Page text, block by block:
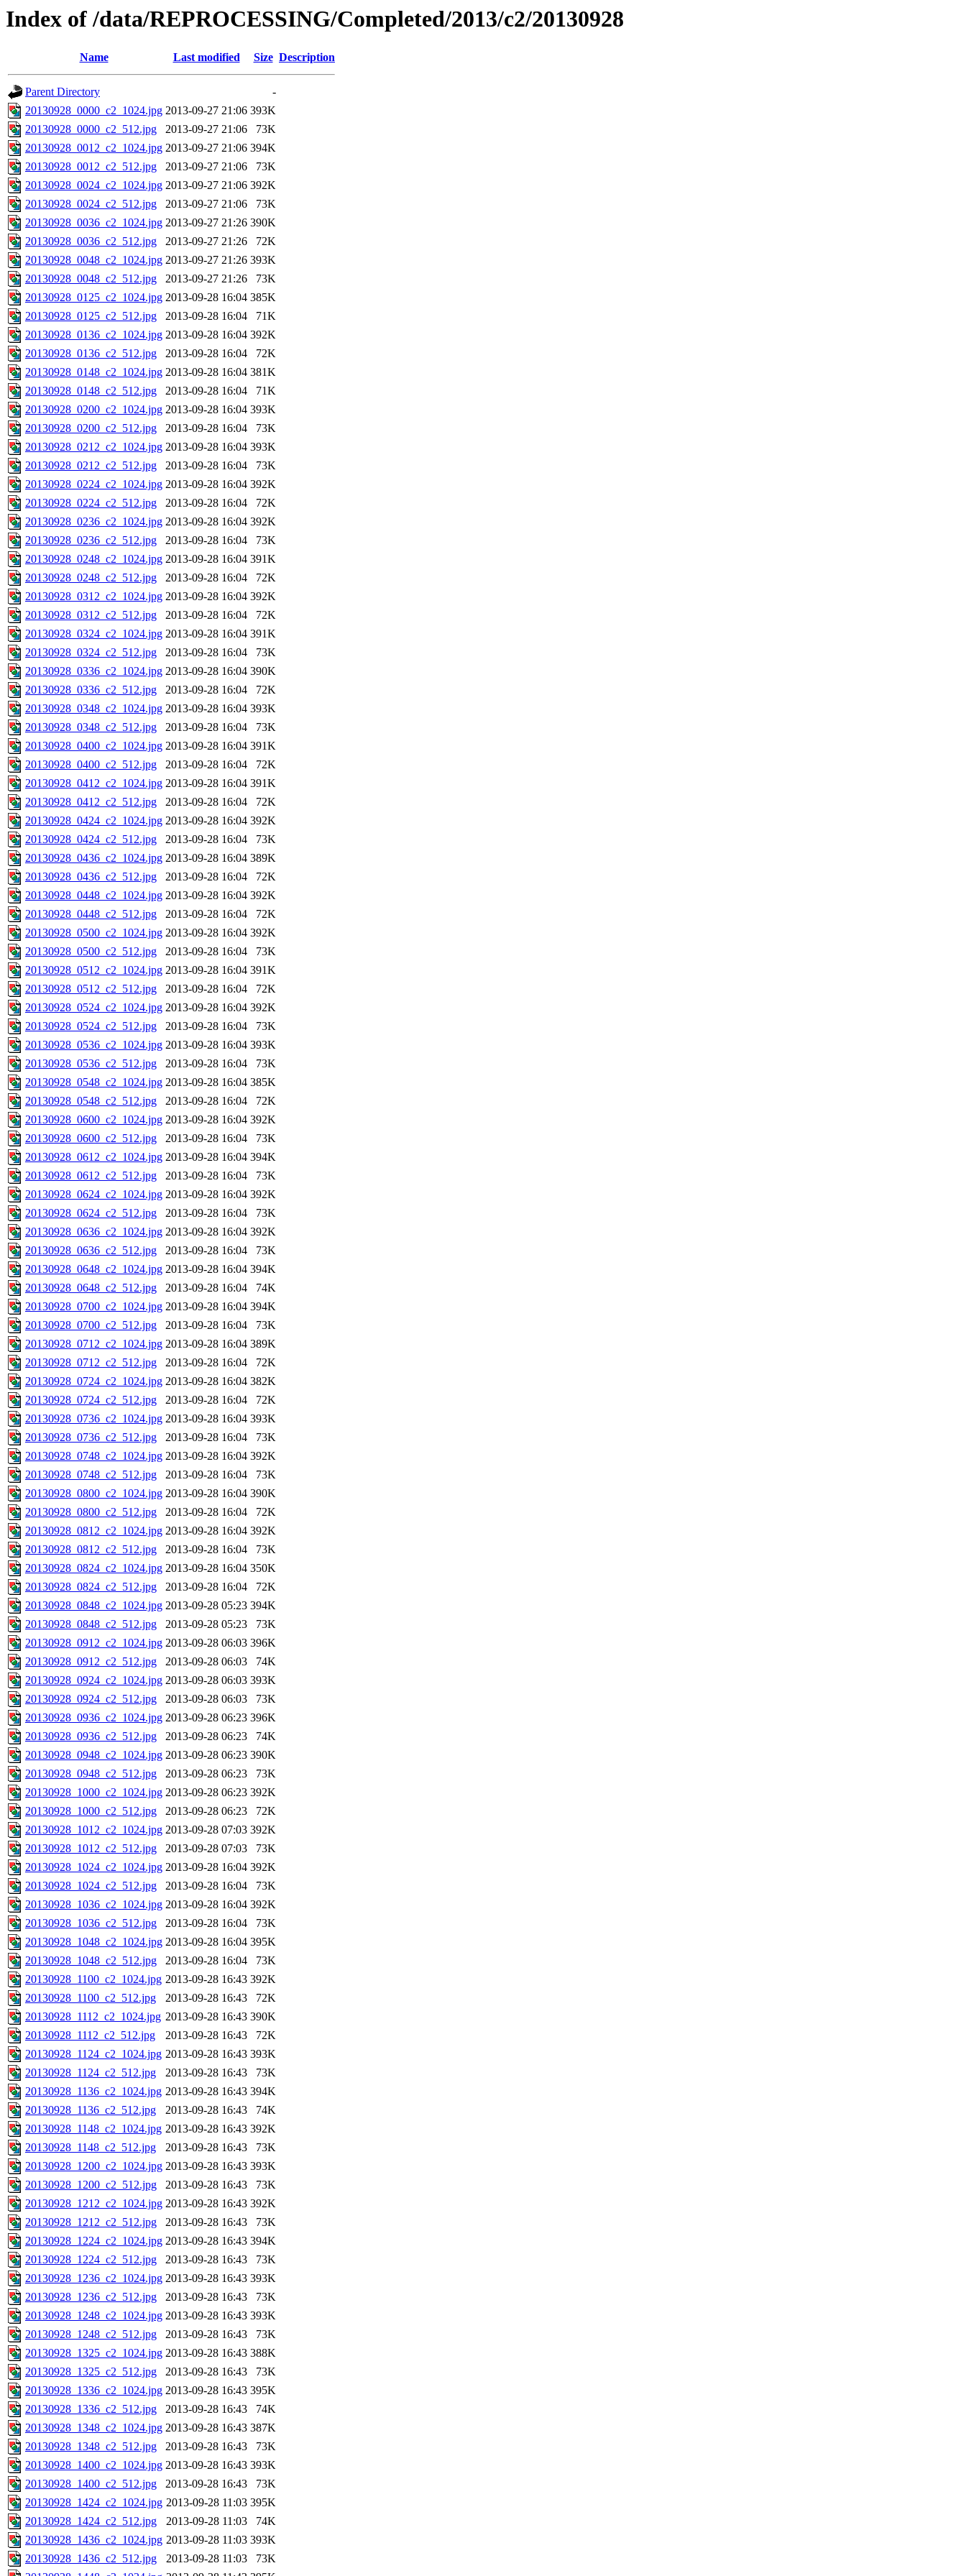
Index of /data/REPROCESSING/Completed/2013/c2/20130928
Name Last modified Size Description
Parent Directory
-
20130928_0000_c2_1024.jpg 2013-09-27 21:06 393K
20130928_0000_c2_512.jpg
2013-09-27 21:06
73K
20130928_0012_c2_1024.jpg 2013-09-27 21:06 394K
20130928_0012_c2_512.jpg
2013-09-27 21:06
73K
20130928_0024_c2_1024.jpg 2013-09-27 21:06 392K
20130928_0024_c2_512.jpg
2013-09-27 21:06
73K
20130928_0036_c2_1024.jpg 2013-09-27 21:26 390K
20130928_0036_c2_512.jpg
2013-09-27 21:26
72K
20130928_0048_c2_1024.jpg 2013-09-27 21:26 393K
20130928_0048_c2_512.jpg
2013-09-27 21:26
73K
20130928_0125_c2_1024.jpg 2013-09-28 16:04 385K
20130928_0125_c2_512.jpg
2013-09-28 16:04
71K
20130928_0136_c2_1024.jpg 2013-09-28 16:04 392K
20130928_0136_c2_512.jpg
2013-09-28 16:04
72K
20130928_0148_c2_1024.jpg 2013-09-28 16:04 381K
20130928_0148_c2_512.jpg
2013-09-28 16:04
71K
20130928_0200_c2_1024.jpg 2013-09-28 16:04 393K
20130928_0200_c2_512.jpg
2013-09-28 16:04
73K
20130928_0212_c2_1024.jpg 2013-09-28 16:04 393K
20130928_0212_c2_512.jpg
2013-09-28 16:04
73K
20130928_0224_c2_1024.jpg 2013-09-28 16:04 392K
20130928_0224_c2_512.jpg
2013-09-28 16:04
72K
20130928_0236_c2_1024.jpg 2013-09-28 16:04 392K
20130928_0236_c2_512.jpg
2013-09-28 16:04
73K
20130928_0248_c2_1024.jpg 2013-09-28 16:04 391K
20130928_0248_c2_512.jpg
2013-09-28 16:04
72K
20130928_0312_c2_1024.jpg 2013-09-28 16:04 392K
20130928_0312_c2_512.jpg
2013-09-28 16:04
72K
20130928_0324_c2_1024.jpg 2013-09-28 16:04 391K
20130928_0324_c2_512.jpg
2013-09-28 16:04
73K
20130928_0336_c2_1024.jpg 2013-09-28 16:04 390K
20130928_0336_c2_512.jpg
2013-09-28 16:04
72K
20130928_0348_c2_1024.jpg 2013-09-28 16:04 393K
20130928_0348_c2_512.jpg
2013-09-28 16:04
73K
20130928_0400_c2_1024.jpg 2013-09-28 16:04 391K
20130928_0400_c2_512.jpg
2013-09-28 16:04
72K
20130928_0412_c2_1024.jpg 2013-09-28 16:04 391K
20130928_0412_c2_512.jpg
2013-09-28 16:04
72K
20130928_0424_c2_1024.jpg 2013-09-28 16:04 392K
20130928_0424_c2_512.jpg
2013-09-28 16:04
73K
20130928_0436_c2_1024.jpg 2013-09-28 16:04 389K
20130928_0436_c2_512.jpg
2013-09-28 16:04
72K
20130928_0448_c2_1024.jpg 2013-09-28 16:04 392K
20130928_0448_c2_512.jpg
2013-09-28 16:04
72K
20130928_0500_c2_1024.jpg 2013-09-28 16:04 392K
20130928_0500_c2_512.jpg
2013-09-28 16:04
73K
20130928_0512_c2_1024.jpg 2013-09-28 16:04 391K
20130928_0512_c2_512.jpg
2013-09-28 16:04
72K
20130928_0524_c2_1024.jpg 2013-09-28 16:04 392K
20130928_0524_c2_512.jpg
2013-09-28 16:04
73K
20130928_0536_c2_1024.jpg 2013-09-28 16:04 393K
20130928_0536_c2_512.jpg
2013-09-28 16:04
73K
20130928_0548_c2_1024.jpg 2013-09-28 16:04 385K
20130928_0548_c2_512.jpg
2013-09-28 16:04
72K
20130928_0600_c2_1024.jpg 2013-09-28 16:04 392K
20130928_0600_c2_512.jpg
2013-09-28 16:04
73K
20130928_0612_c2_1024.jpg 2013-09-28 16:04 394K
20130928_0612_c2_512.jpg
2013-09-28 16:04
73K
20130928_0624_c2_1024.jpg 2013-09-28 16:04 392K
20130928_0624_c2_512.jpg
2013-09-28 16:04
73K
20130928_0636_c2_1024.jpg 2013-09-28 16:04 392K
20130928_0636_c2_512.jpg
2013-09-28 16:04
73K
20130928_0648_c2_1024.jpg 2013-09-28 16:04 394K
20130928_0648_c2_512.jpg
2013-09-28 16:04
74K
20130928_0700_c2_1024.jpg 2013-09-28 16:04 394K
20130928_0700_c2_512.jpg
2013-09-28 16:04
73K
20130928_0712_c2_1024.jpg 2013-09-28 16:04 389K
20130928_0712_c2_512.jpg
2013-09-28 16:04
72K
20130928_0724_c2_1024.jpg 2013-09-28 16:04 382K
20130928_0724_c2_512.jpg
2013-09-28 16:04
72K
20130928_0736_c2_1024.jpg 2013-09-28 16:04 393K
20130928_0736_c2_512.jpg
2013-09-28 16:04
73K
20130928_0748_c2_1024.jpg 2013-09-28 16:04 392K
20130928_0748_c2_512.jpg
2013-09-28 16:04
73K
20130928_0800_c2_1024.jpg 2013-09-28 16:04 390K
20130928_0800_c2_512.jpg
2013-09-28 16:04
72K
20130928_0812_c2_1024.jpg 2013-09-28 16:04 392K
20130928_0812_c2_512.jpg
2013-09-28 16:04
73K
20130928_0824_c2_1024.jpg 2013-09-28 16:04 350K
20130928_0824_c2_512.jpg
2013-09-28 16:04
72K
20130928_0848_c2_1024.jpg 2013-09-28 05:23 394K
20130928_0848_c2_512.jpg
2013-09-28 05:23
73K
20130928_0912_c2_1024.jpg 2013-09-28 06:03 396K
20130928_0912_c2_512.jpg
2013-09-28 06:03
74K
20130928_0924_c2_1024.jpg 2013-09-28 06:03 393K
20130928_0924_c2_512.jpg
2013-09-28 06:03
73K
20130928_0936_c2_1024.jpg 2013-09-28 06:23 396K
20130928_0936_c2_512.jpg
2013-09-28 06:23
74K
20130928_0948_c2_1024.jpg 2013-09-28 06:23 390K
20130928_0948_c2_512.jpg
2013-09-28 06:23
73K
20130928_1000_c2_1024.jpg 2013-09-28 06:23 392K
20130928_1000_c2_512.jpg
2013-09-28 06:23
72K
20130928_1012_c2_1024.jpg 2013-09-28 07:03 392K
20130928_1012_c2_512.jpg
2013-09-28 07:03
73K
20130928_1024_c2_1024.jpg 2013-09-28 16:04 392K
20130928_1024_c2_512.jpg
2013-09-28 16:04
73K
20130928_1036_c2_1024.jpg 2013-09-28 16:04 392K
20130928_1036_c2_512.jpg
2013-09-28 16:04
73K
20130928_1048_c2_1024.jpg 2013-09-28 16:04 395K
20130928_1048_c2_512.jpg
2013-09-28 16:04
73K
20130928_1100_c2_1024.jpg 2013-09-28 16:43 392K
20130928_1100_c2_512.jpg
2013-09-28 16:43
72K
20130928_1112_c2_1024.jpg 2013-09-28 16:43 390K
20130928_1112_c2_512.jpg
2013-09-28 16:43
72K
20130928_1124_c2_1024.jpg 2013-09-28 16:43 393K
20130928_1124_c2_512.jpg
2013-09-28 16:43
73K
20130928_1136_c2_1024.jpg 2013-09-28 16:43 394K
20130928_1136_c2_512.jpg
2013-09-28 16:43
74K
20130928_1148_c2_1024.jpg 2013-09-28 16:43 392K
20130928_1148_c2_512.jpg
2013-09-28 16:43
73K
20130928_1200_c2_1024.jpg 2013-09-28 16:43 393K
20130928_1200_c2_512.jpg
2013-09-28 16:43
73K
20130928_1212_c2_1024.jpg 2013-09-28 16:43 392K
20130928_1212_c2_512.jpg
2013-09-28 16:43
73K
20130928_1224_c2_1024.jpg 2013-09-28 16:43 394K
20130928_1224_c2_512.jpg
2013-09-28 16:43
73K
20130928_1236_c2_1024.jpg 2013-09-28 16:43 393K
20130928_1236_c2_512.jpg
2013-09-28 16:43
73K
20130928_1248_c2_1024.jpg 2013-09-28 16:43 393K
20130928_1248_c2_512.jpg
2013-09-28 16:43
73K
20130928_1325_c2_1024.jpg 2013-09-28 16:43 388K
20130928_1325_c2_512.jpg
2013-09-28 16:43
73K
20130928_1336_c2_1024.jpg 2013-09-28 16:43 395K
20130928_1336_c2_512.jpg
2013-09-28 16:43
74K
20130928_1348_c2_1024.jpg 2013-09-28 16:43 387K
20130928_1348_c2_512.jpg
2013-09-28 16:43
73K
20130928_1400_c2_1024.jpg 2013-09-28 16:43 393K
20130928_1400_c2_512.jpg
2013-09-28 16:43
73K
20130928_1424_c2_1024.jpg 2013-09-28 11:03 395K
20130928_1424_c2_512.jpg
2013-09-28 11:03
74K
20130928_1436_c2_1024.jpg 2013-09-28 11:03 393K
20130928_1436_c2_512.jpg
2013-09-28 11:03
73K